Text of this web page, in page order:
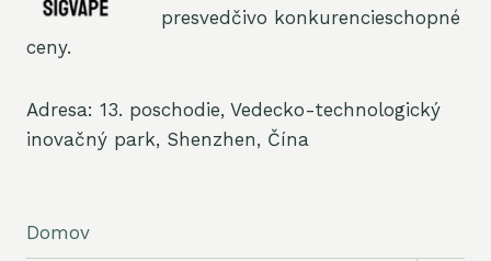
presvedčivo konkurencieschopné
ceny.
Adresa: 13. poschodie, Vedecko-technologický
inovačný park, Shenzhen, Čína
Domov